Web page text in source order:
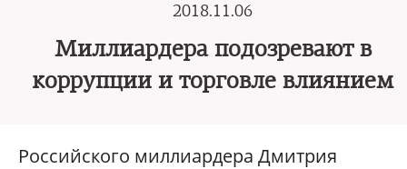
2018.11.06
Миллиардера подозревают в
коррупции и торговле влиянием
Российского миллиардера Дмитрия